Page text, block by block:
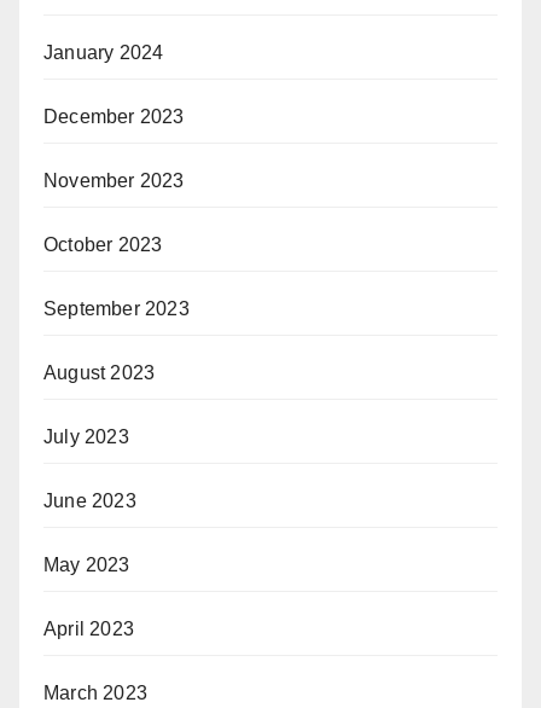
January 2024
December 2023
November 2023
October 2023
September 2023
August 2023
July 2023
June 2023
May 2023
April 2023
March 2023